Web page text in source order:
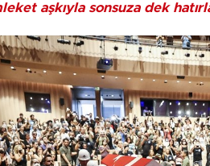
aşkıyla sonsuza dek